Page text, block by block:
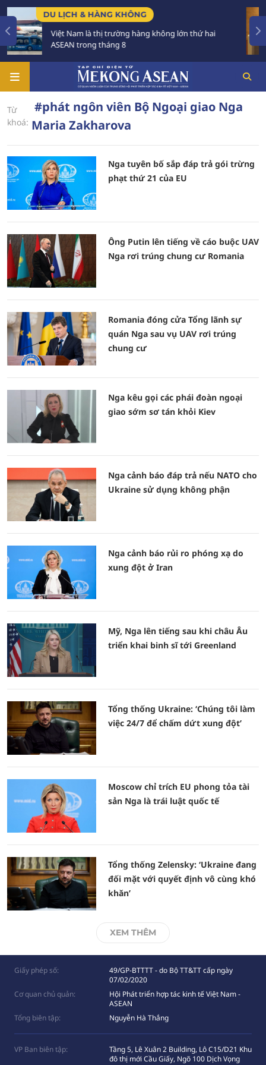
LỊCH & HÀNG KHÔNG
Việt Nam là thị trường hàng không lớn thứ hai
ASEAN trong tháng 8
Từ
khoá:
#phát ngôn viên Bộ Ngoại giao Nga
Maria Zakharova
Nga tuyên bố sắp đáp trả gói trừng
phạt thứ 21 của EU
Ông Putin lên tiếng về cáo buộc UAV
Nga rơi trúng chung cư Romania
Romania đóng cửa Tổng lãnh sự
quán Nga sau vụ UAV rơi trúng
chung cư
Nga kêu gọi các phái đoàn ngoại
giao sớm sơ tán khỏi Kiev
Nga cảnh báo đáp trả nếu NATO cho
Ukraine sử dụng không phận
Nga cảnh báo rủi ro phóng xạ do
xung đột ở Iran
Mỹ, Nga lên tiếng sau khi châu Âu
triển khai binh sĩ tới Greenland
Tổng thống Ukraine: ‘Chúng tôi làm
việc 24/7 để chấm dứt xung đột’
Moscow chỉ trích EU phong tỏa tài
sản Nga là trái luật quốc tế
Tổng thống Zelensky: ‘Ukraine đang
đối mặt với quyết định vô cùng khó
khăn’
XEM THÊM
Giấy phép số:
49/GP-BTTTT - do Bộ TT&TT cấp ngày
07/02/2020
Cơ quan chủ quản:
Hội Phát triển hợp tác kinh tế Việt Nam -
ASEAN
Tổng biên tập:
Nguyễn Hà Thắng
VP Ban biên tập:
Tầng 5, Lê Xuân 2 Building, Lô C15/D21 Khu
đô thị mới Cầu Giấy, Ngõ 100 Dịch Vọng